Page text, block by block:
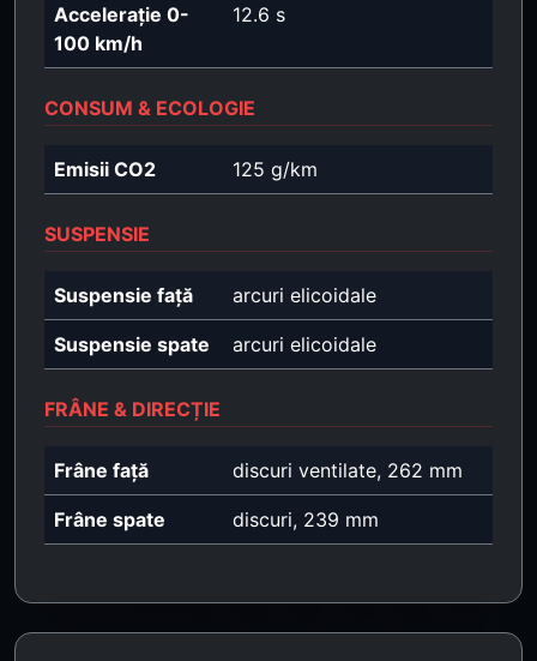
Accelerație 0-
100 km/h
12.6 s
CONSUM & ECOLOGIE
Emisii CO2 125 g/km
SUSPENSIE
Suspensie față arcuri elicoidale
Suspensie spate arcuri elicoidale
FRÂNE & DIRECȚIE
Frâne față discuri ventilate, 262 mm
Frâne spate discuri, 239 mm